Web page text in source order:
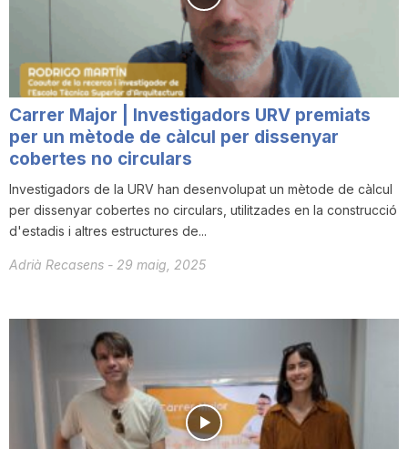
Carrer Major | Investigadors URV premiats
per un mètode de càlcul per dissenyar
cobertes no circulars
Investigadors de la URV han desenvolupat un mètode de càlcul
per dissenyar cobertes no circulars, utilitzades en la construcció
d'estadis i altres estructures de...
Adrià Recasens - 29 maig, 2025